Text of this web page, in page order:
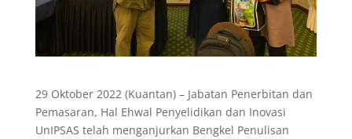
29 Oktober 2022 (Kuantan) – Jabatan Penerbitan dan
Pemasaran, Hal Ehwal Penyelidikan dan Inovasi
UnIPSAS telah menganjurkan Bengkel Penulisan